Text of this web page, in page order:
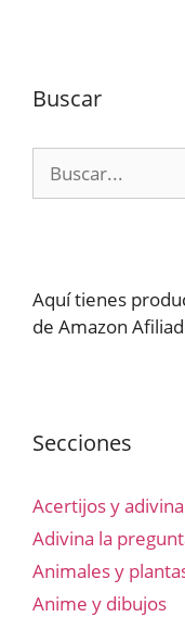
Buscar
Aquí tienes
de Amazon
Secciones
Acertijos y
Adivina la
Animales y
Anime y dibujos